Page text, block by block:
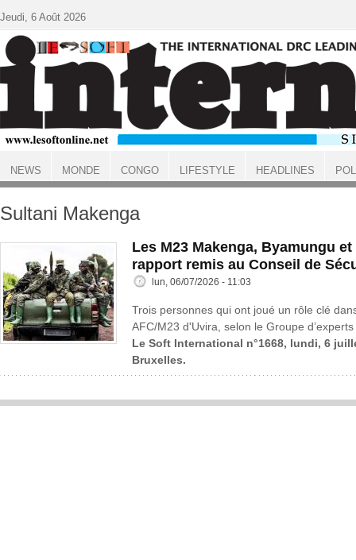
ACCUEIL
Sultani Makenga
Les M23 Makenga, Byamungu
rapport remis au Conseil de
lun, 06/07/2026 - 11:03
Trois personnes qui ont joué un rôle clé
AFC/M23 d'Uvira, selon le Groupe
Le Soft International n°1668, lundi, 6
Bruxelles.
Jeudi, 6 Août 2026
NEWS MONDE CONGO LIFESTYLE HEADLINES